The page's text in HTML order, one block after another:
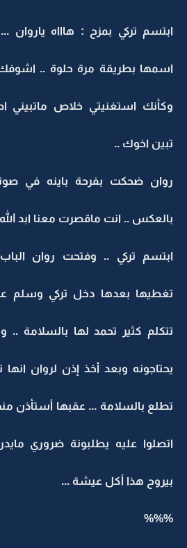
ابتسم تركي بمزح : هاااه ياروان
اسمها بطريقة مرة حلوة ..
وكأنك استغنيتي خلاص ماتبيني
تبين اخوك ..
روان ضحكت بفرحة باينه في
بالعكس .. انت ماقصرت معنا ابد
ابتسم تركي .. وفتحت روان
تغطيها بعدها دخل تركي وسلم
تتكلم كثير تحمد لها بالسلامة
يحتاجونه وبعد أخذ إذن لروان
تطلع بالسلامة ... عقبها أستأذن
اتصلوا عليه يطلبونة ضروري
بيروح هذا أكل عيشة ...
%%%